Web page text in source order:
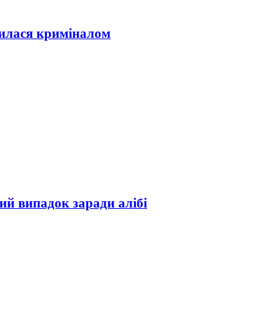
криміналом
випадок заради алібі